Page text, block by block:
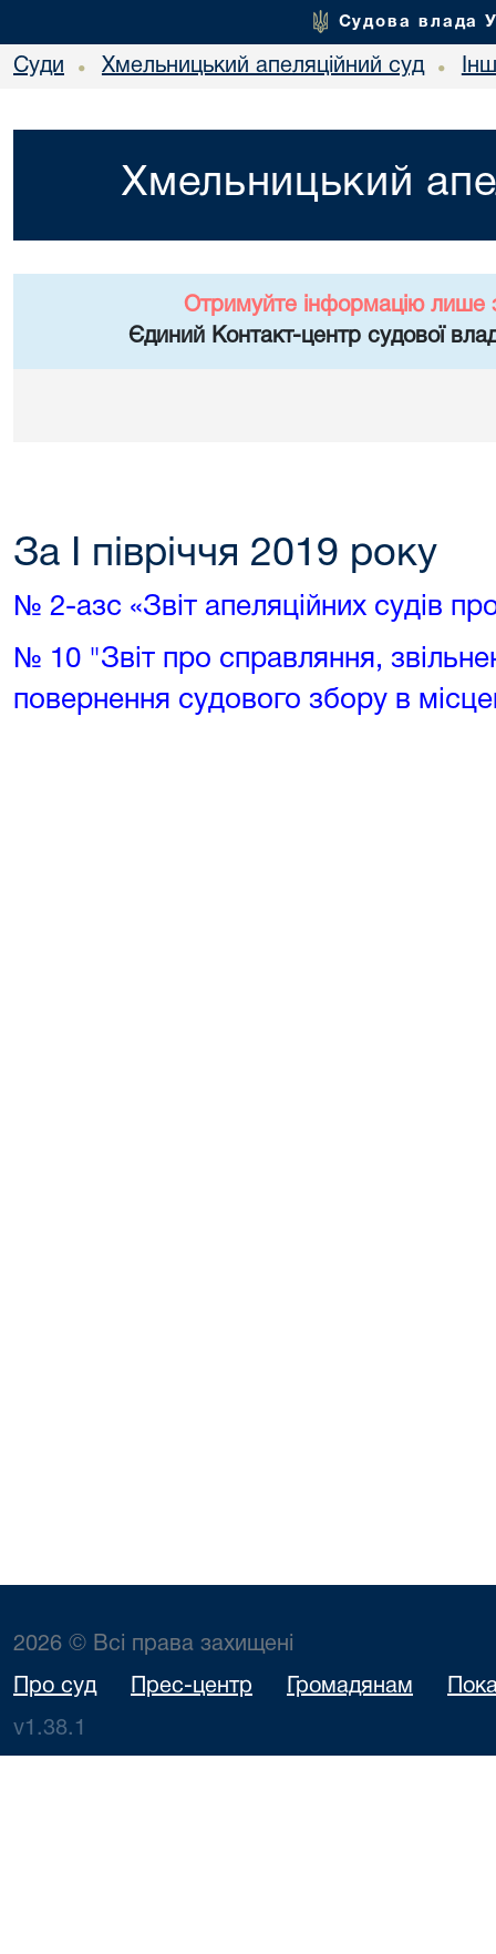
Судова влада
Суди • Хмельницький апеляційний суд •
Хмельницький
Отримуйте інформацію лише
Єдиний Контакт-центр судової
За I півріччя 2019 року
№ 2-азс «Звіт апеляційних судів
№ 10 "Звіт про справляння,
повернення судового збору в
2026 © Всі права захищені
Про суд Прес-центр Громадянам
v1.38.1